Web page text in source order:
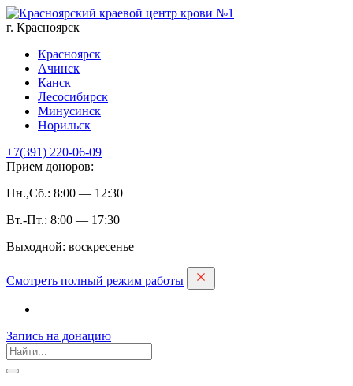
г. Красноярск
Красноярск
Ачинск
Канск
Лесосибирск
Минусинск
Норильск
+7(391) 220-06-09
Прием доноров:
Пн.,Сб.: 8:00 — 12:30
Вт.-Пт.: 8:00 — 17:30
Выходной: воскресенье
Смотреть полный режим работы
Запись на дoнацию